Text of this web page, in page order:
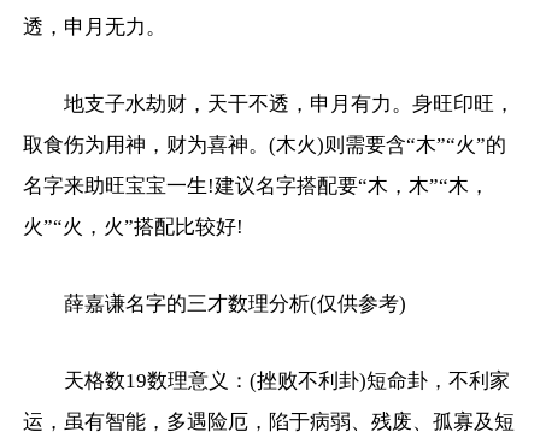
透，申月无力。
地支子水劫财，天干不透，申月有力。身旺印旺，
取食伤为用神，财为喜神。(木火)则需要含“木”“火”的
名字来助旺宝宝一生!建议名字搭配要“木，木”“木，
火”“火，火”搭配比较好!
薛嘉谦名字的三才数理分析(仅供参考)
天格数19数理意义：(挫败不利卦)短命卦，不利家
运，虽有智能，多遇险厄，陷于病弱、残废、孤寡及短